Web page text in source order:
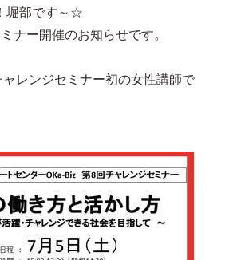
堀部です～☆
ナー開催のお知らせです。
レンジセミナー初の女性講師で